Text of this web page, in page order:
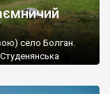
село Болган.